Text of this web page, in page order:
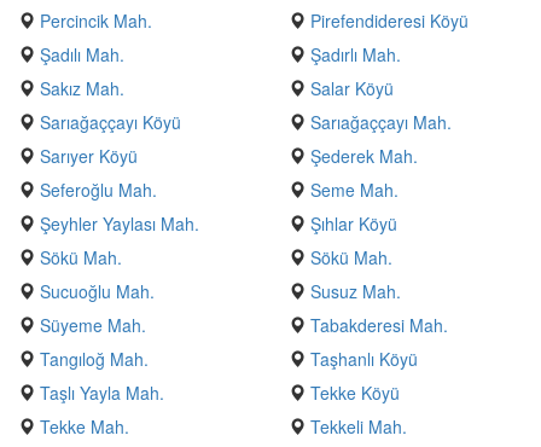
Percincik Mah.
Pirefendideresi Köyü
Şadılı Mah.
Şadırlı Mah.
Sakız Mah.
Salar Köyü
Sarıağaççayı Köyü
Sarıağaççayı Mah.
Sarıyer Köyü
Şederek Mah.
Seferoğlu Mah.
Seme Mah.
Şeyhler Yaylası Mah.
Şıhlar Köyü
Sökü Mah.
Sökü Mah.
Sucuoğlu Mah.
Susuz Mah.
Süyeme Mah.
Tabakderesi Mah.
Tangıloğ Mah.
Taşhanlı Köyü
Taşlı Yayla Mah.
Tekke Köyü
Tekke Mah.
Tekkeli Mah.